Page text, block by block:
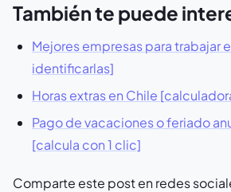
También te puede
Mejores empresas para trabajar
identificarlas]
Horas extras en Chile
Pago de vacaciones o feriado
[calcula con 1 clic]
Comparte este post en redes